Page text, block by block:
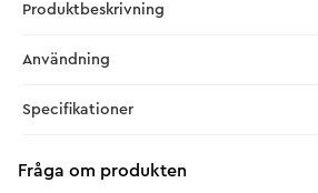
Produktbeskrivning
Användning
Specifikationer
Fråga om produkten